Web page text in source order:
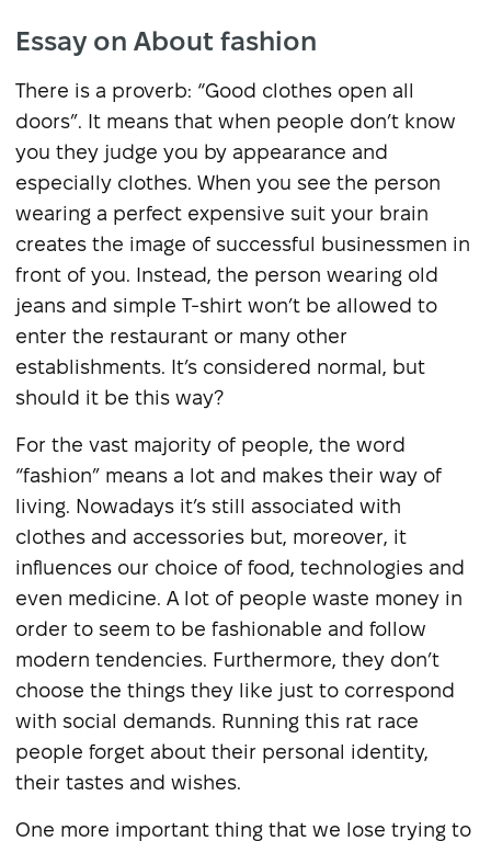
Essay on About fashion
There is a proverb: “Good clothes open all
doors”. It means that when people don’t know
you they judge you by appearance and
especially clothes. When you see the person
wearing a perfect expensive suit your brain
creates the image of successful businessmen in
front of you. Instead, the person wearing old
jeans and simple T-shirt won’t be allowed to
enter the restaurant or many other
establishments. It’s considered normal, but
should it be this way?
For the vast majority of people, the word
“fashion” means a lot and makes their way of
living. Nowadays it’s still associated with
clothes and accessories but, moreover, it
influences our choice of food, technologies and
even medicine. A lot of people waste money in
order to seem to be fashionable and follow
modern tendencies. Furthermore, they don’t
choose the things they like just to correspond
with social demands. Running this rat race
people forget about their personal identity,
their tastes and wishes.
One more important thing that we lose trying to